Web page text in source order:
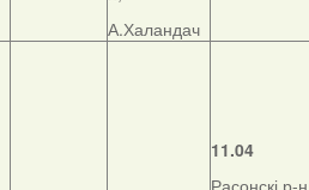
А.Халандач
11.04
Расонскі р-